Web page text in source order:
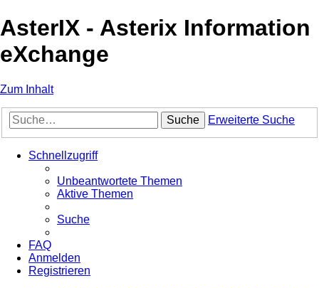
AsterIX - Asterix Information
eXchange
Zum Inhalt
Suche Erweiterte Suche
Schnellzugriff
Unbeantwortete Themen
Aktive Themen
Suche
FAQ
Anmelden
Registrieren